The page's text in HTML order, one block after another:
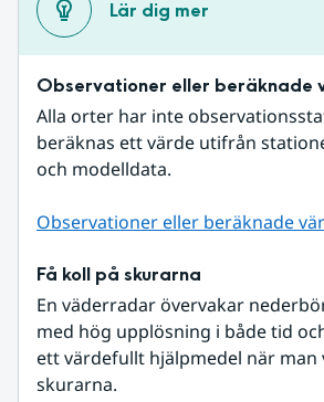
Lär dig mer
Observationer eller beräknade
Alla orter har inte
beräknas ett värde utifrån
och modelldata.
Observationer eller beräknade
Få koll på skurarna
En väderradar övervakar
med hög upplösning i både tid
ett värdefullt hjälpmedel när man
skurarna.